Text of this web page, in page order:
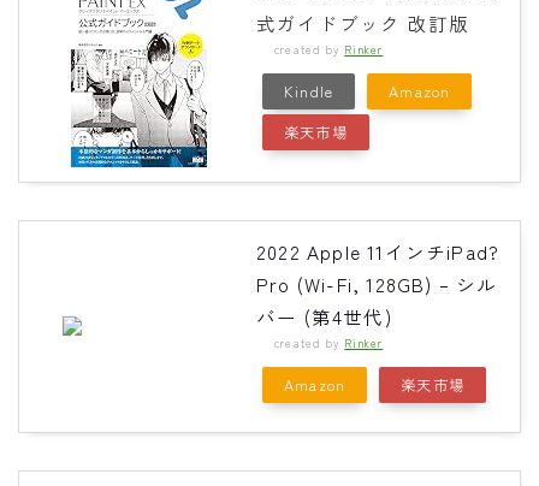
式ガイドブック 改訂版
created by Rinker
Kindle
Amazon
楽天市場
2022 Apple 11インチiPad?
Pro (Wi-Fi, 128GB) – シル
バー (第4世代)
created by Rinker
Amazon 楽天市場